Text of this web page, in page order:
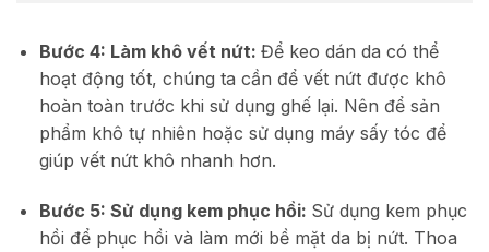
Bước 4: Làm khô vết nứt: Để keo dán da có thể
hoạt động tốt, chúng ta cần để vết nứt được khô
hoàn toàn trước khi sử dụng ghế lại. Nên để sản
phẩm khô tự nhiên hoặc sử dụng máy sấy tóc để
giúp vết nứt khô nhanh hơn.
Bước 5: Sử dụng kem phục hồi: Sử dụng kem phục
hồi để phục hồi và làm mới bề mặt da bị nứt. Thoa